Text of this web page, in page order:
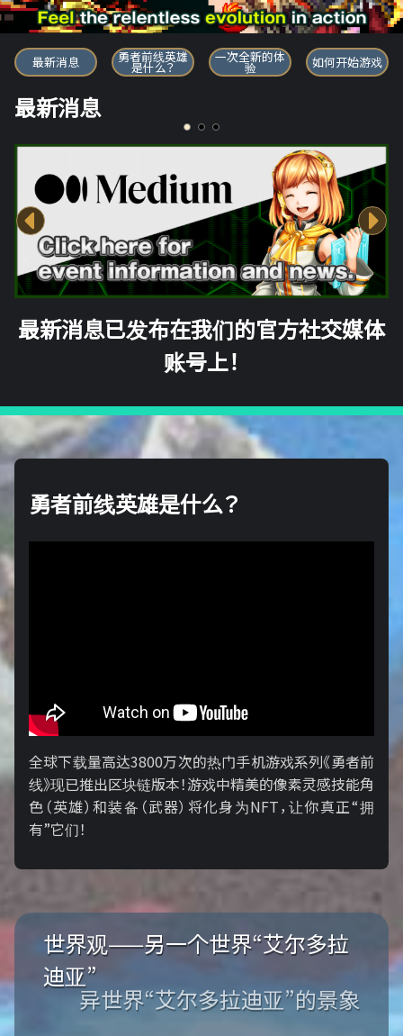
勇者前线英雄
最新消息 勇者前线英雄
是什么？
一次全新的体
验 如何开始游戏
最新消息
最新消息已发布在我们的官方社交媒体
账号上！
勇者前线英雄是什么？
全球下载量高达3800万次的热门手机游戏系列《勇者前
线》现已推出区块链版本！游戏中精美的像素灵感技能角
色（英雄）和装备（武器）将化身为NFT，让你真正“拥
有”它们！
世界观——另一个世界“艾尔多拉
迪亚”
异世界“艾尔多拉迪亚”的景象